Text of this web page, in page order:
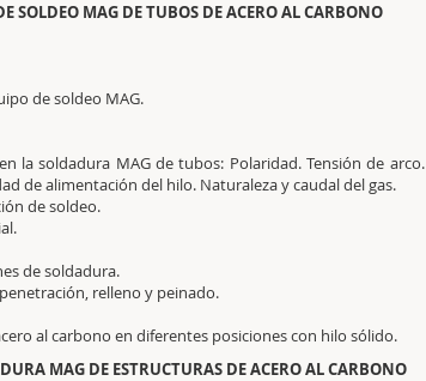
SOLDEO MAG DE TUBOS DE ACERO AL CARBONO
de soldeo MAG.
la soldadura MAG de tubos: Polaridad. Tensión de arco.
de alimentación del hilo. Naturaleza y caudal del gas.
de soldeo.
de soldadura.
relleno y peinado.
al carbono en diferentes posiciones con hilo sólido.
MAG DE ESTRUCTURAS DE ACERO AL CARBONO